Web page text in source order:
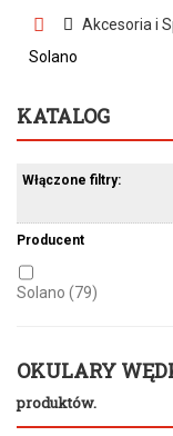
Akcesoria i
Solano
KATALOG
Włączone filtry:
Producent
Solano (79)
OKULARY
produktów.